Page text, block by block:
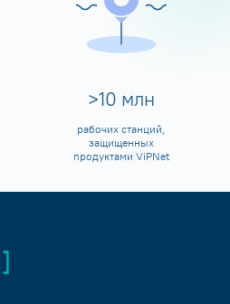
>10 млн
рабочих станций,
защищенных
продуктами ViPNet